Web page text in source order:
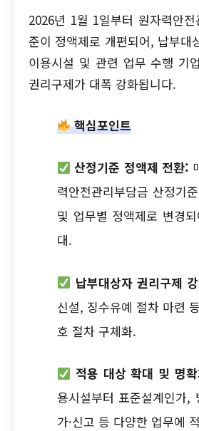
2026년 1월 1일부터 원자력안전
준이 정액제로 개편되어, 납부대
이용시설 및 관련 업무 수행 기
권리구제가 대폭 강화됩니다.
핵심포인트
산정기준 정액제 전환:
력안전관리부담금 산정기
및 업무별 정액제로 변경
대.
납부대상자 권리구제
신설, 징수유예 절차 마련
호 절차 구체화.
적용 대상 확대 및 명
용시설부터 표준설계인가,
가·신고 등 다양한 업무에